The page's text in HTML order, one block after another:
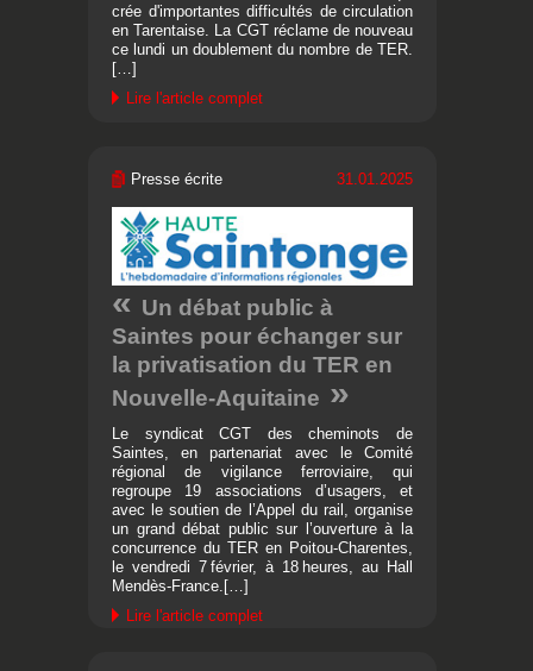
crée d'importantes difficultés de circulation
en Tarentaise. La CGT réclame de nouveau
ce lundi un doublement du nombre de TER.
[…]
Lire l'article complet
Presse écrite 31.01.2025
Un débat public à
Saintes pour échanger sur
la privatisation du TER en
Nouvelle-Aquitaine
Le syndicat CGT des cheminots de
Saintes, en partenariat avec le Comité
régional de vigilance ferroviaire, qui
regroupe 19 associations d’usagers, et
avec le soutien de l’Appel du rail, organise
un grand débat public sur l’ouverture à la
concurrence du TER en Poitou-Charentes,
le vendredi 7 février, à 18 heures, au Hall
Mendès-France.[…]
Lire l'article complet